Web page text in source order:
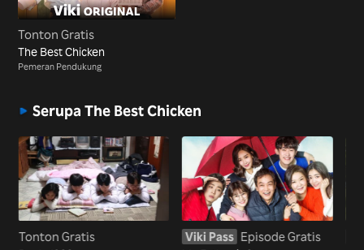
Tonton Gratis
The Best Chicken
Pemeran Pendukung
Serupa The Best Chicken
Tonton Gratis Viki Pass Episode Gratis